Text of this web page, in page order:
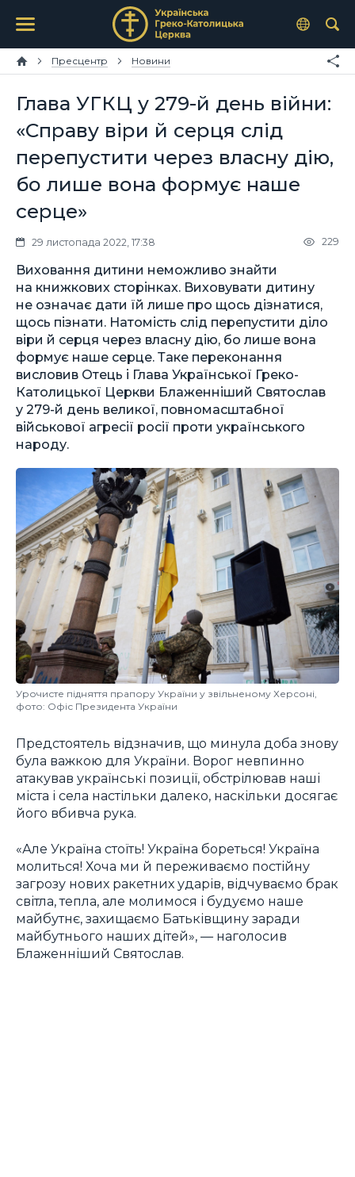
Пресцентр Новини
Глава УГКЦ у 279-й день війни:
«Справу віри й серця слід
перепустити через власну дію,
бо лише вона формує наше
серце»
29 листопада 2022, 17:38 229
Виховання дитини неможливо знайти
на книжкових сторінках. Виховувати дитину
не означає дати їй лише про щось дізнатися,
щось пізнати. Натомість слід перепустити діло
віри й серця через власну дію, бо лише вона
формує наше серце. Таке переконання
висловив Отець і Глава Української Греко-
Католицької Церкви Блаженніший Святослав
у 279-й день великої, повномасштабної
військової агресії росії проти українського
народу.
Урочисте підняття прапору України у звільненому Херсоні,
фото: Офіс Президента України
Предстоятель відзначив, що минула доба знову
була важкою для України. Ворог невпинно
атакував українські позиції, обстрілював наші
міста і села настільки далеко, наскільки досягає
його вбивча рука.
«Але Україна стоїть! Україна бореться! Україна
молиться! Хоча ми й переживаємо постійну
загрозу нових ракетних ударів, відчуваємо брак
світла, тепла, але молимося і будуємо наше
майбутнє, захищаємо Батьківщину заради
майбутнього наших дітей», — наголосив
Блаженніший Святослав.